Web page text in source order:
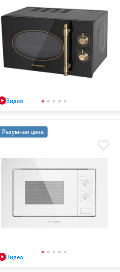
Видео
Разумная цена
Видео